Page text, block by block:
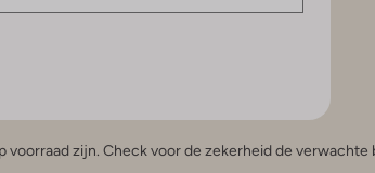
voorraad zijn. Check voor de zekerheid de